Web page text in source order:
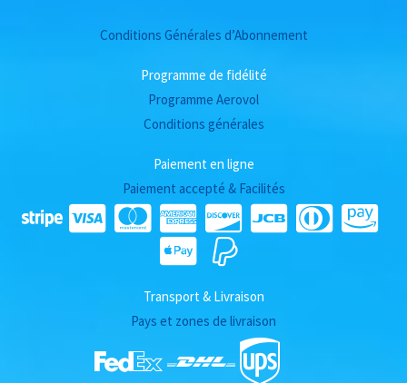
Conditions Générales d’Abonnement
Programme de fidélité
Programme Aerovol
Conditions générales
Paiement en ligne
Paiement accepté & Facilités
Transport & Livraison
Pays et zones de livraison